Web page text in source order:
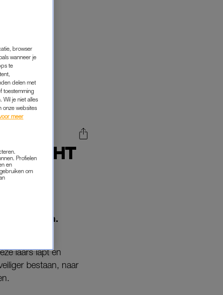
VLUCHT
TE
te vangen.
laars lapt en
bestaan, naar
browser
wanneer je
te
delen met
toestemming
Wil je niet alles
onze websites
meer
Profielen
en
om